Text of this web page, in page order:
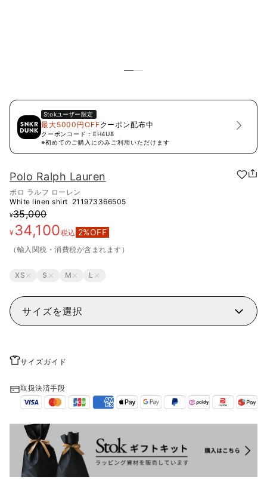
Stokユーザー限定
最大5000円OFFクーポン配布中
クーポンコード： EH4U8
※初めてのご購入にのみご利用いただけます
Polo Ralph Lauren
ポロ ラルフ ローレン
White linen shirt 211973366505
¥35,000
¥ 34,100税込 2%OFF
（輸入関税・消費税が含まれます）
XS S M L
サイズを選択
サイズガイド
取扱決済手段